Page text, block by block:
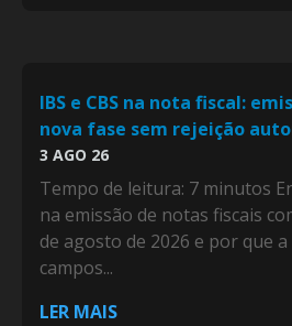
IBS e CBS na nota fiscal:
nova fase sem rejeição
3 AGO 26
Tempo de leitura: 7 minutos
na emissão de notas fiscais
de agosto de 2026 e por que
campos...
LER MAIS